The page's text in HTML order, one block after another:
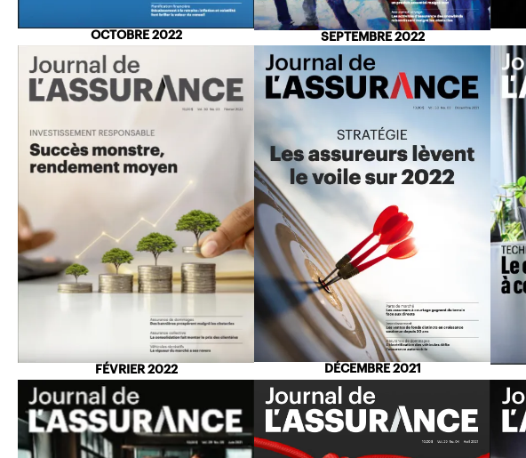
OCTOBRE 2022 SEPTEMBRE 2022
FÉVRIER 2022 DÉCEMBRE 2021